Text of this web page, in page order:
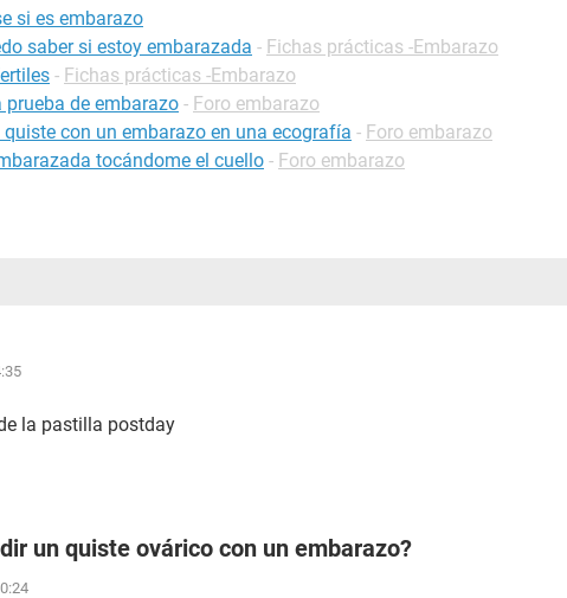
si es embarazo
saber si estoy embarazada - Fichas prácticas -Embarazo
- Fichas prácticas -Embarazo
prueba de embarazo - Foro embarazo
con un embarazo en una ecografía - Foro embarazo
tocándome el cuello - Foro embarazo
la pastilla postday
un quiste ovárico con un embarazo?